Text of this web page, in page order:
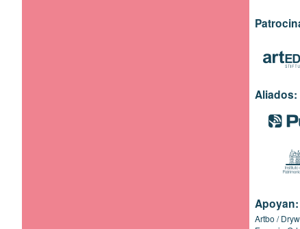
Aliados:
Apoyan:
Artbo